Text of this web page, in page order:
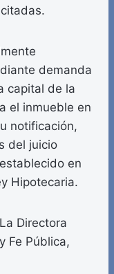
demanda
capital de la
el inmueble en
notificación,
del juicio
en
Hipotecaria.
Directora
Fe Pública,